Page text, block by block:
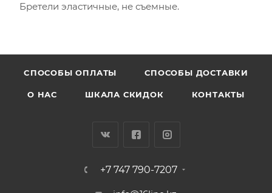
Бретели эластичные, не съемные.
CПОСОБЫ ОПЛАТЫ СПОСОБЫ ДОСТАВКИ
О НАС ШКАЛА СКИДОК КОНТАКТЫ
+7 747 790-7207